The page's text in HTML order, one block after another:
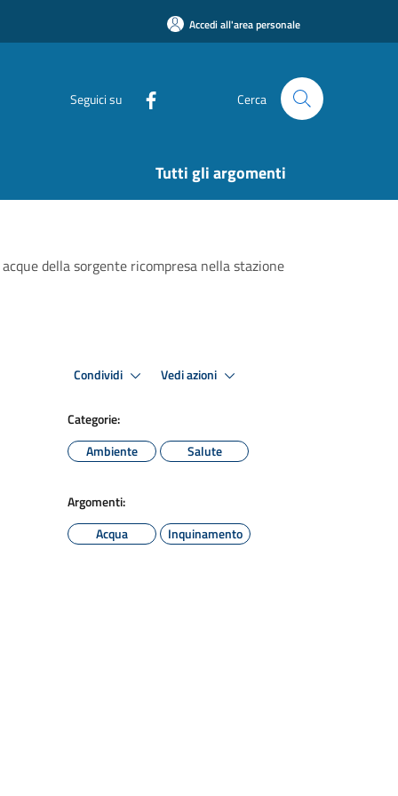
Accedi all'area personale
Seguici su Cerca
Tutti gli argomenti
della sorgente ricompresa nella stazione
Condividi Vedi azioni
Categorie:
Ambiente
Salute
Argomenti:
Acqua
Inquinamento